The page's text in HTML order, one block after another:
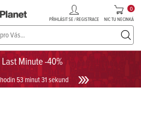
Last Minute -40%
53 minut 31 sekund
PŘIHLÁSIT SE / REGISTRACE NIC TU NECINKÁ
0
v akci až do -30%!UKÁZAT PROSECCO